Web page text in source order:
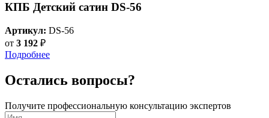
КПБ Детский сатин DS-56
Артикул: DS-56
от 3 192 ₽
Подробнее
Остались вопросы?
Получите профессиональную консультацию экспертов